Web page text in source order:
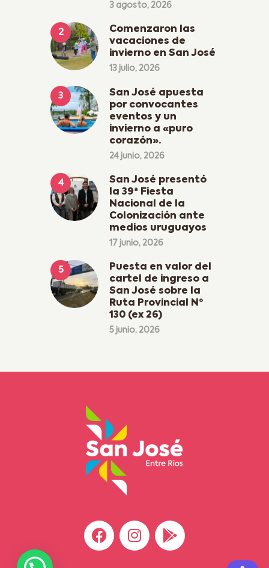
3 agosto, 2026
Comenzaron las
vacaciones de
invierno en San José
13 julio, 2026
San José apuesta
por convocantes
eventos y un
invierno a «puro
corazón».
24 junio, 2026
San José presentó
la 39ª Fiesta
Nacional de la
Colonización ante
medios uruguayos
17 junio, 2026
Puesta en valor del
cartel de ingreso a
San José sobre la
Ruta Provincial Nº
130 (ex 26)
5 junio, 2026